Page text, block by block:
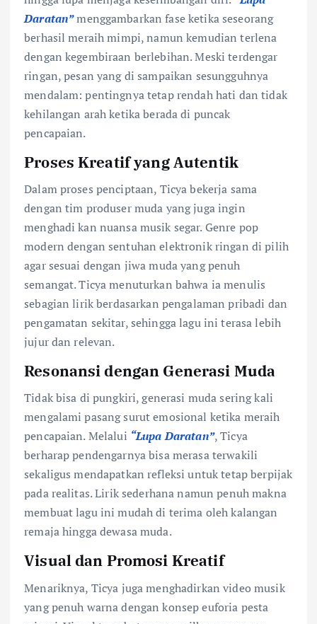
Daratan”menggambarkan fase ketika seseorang
berhasil meraih mimpi, namun kemudian terlena
dengan kegembiraan berlebihan. Meski terdengar
ringan, pesan yang di sampaikan sesungguhnya
mendalam: pentingnya tetap rendah hati dan tidak
kehilangan arah ketika berada di puncak
pencapaian.
Proses Kreatif yang Autentik
Dalam proses penciptaan, Ticya bekerja sama
dengan tim produser muda yang juga ingin
menghadi kan nuansa musik segar. Genre pop
modern dengan sentuhan elektronik ringan di pilih
agar sesuai dengan jiwa muda yang penuh
semangat. Ticya menuturkan bahwa ia menulis
sebagian lirik berdasarkan pengalaman pribadi dan
pengamatan sekitar, sehingga lagu ini terasa lebih
jujur dan relevan.
Resonansi dengan Generasi Muda
Tidak bisa di pungkiri, generasi muda sering kali
mengalami pasang surut emosional ketika meraih
pencapaian. Melalui “Lupa Daratan”, Ticya
berharap pendengarnya bisa merasa terwakili
sekaligus mendapatkan refleksi untuk tetap berpijak
pada realitas. Lirik sederhana namun penuh makna
membuat lagu ini mudah di terima oleh kalangan
remaja hingga dewasa muda.
Visual dan Promosi Kreatif
Menariknya, Ticya juga menghadirkan video musik
yang penuh warna dengan konsep euforia pesta